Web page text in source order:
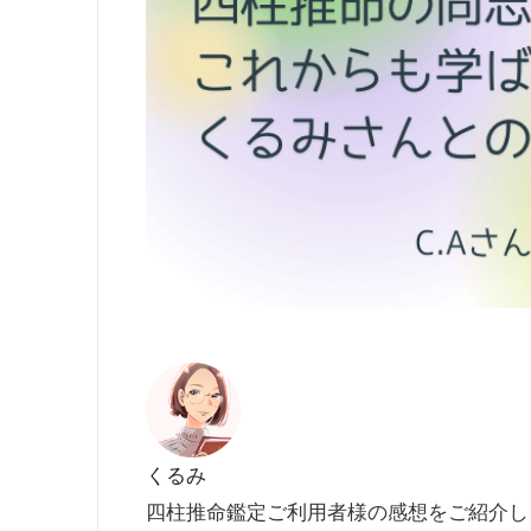
くるみ
四柱推命鑑定ご利用者様の感想をご紹介